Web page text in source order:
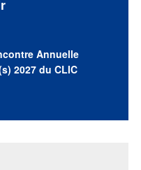
Annuelle
2027 du CLIC